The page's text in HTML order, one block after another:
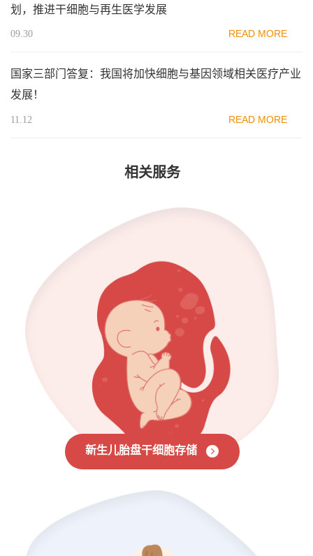
划，推进干细胞与再生医学发展
09.30 READ MORE
国家三部门答复：我国将加快细胞与基因领域相关医疗产业
发展！
11.12 READ MORE
相关服务
新生儿胎盘干细胞存储